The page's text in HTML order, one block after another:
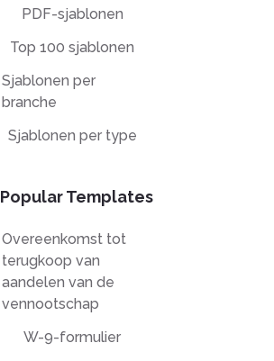
PDF-sjablonen
Top 100 sjablonen
Sjablonen per
branche
Sjablonen per type
Popular Templates
Overeenkomst tot
terugkoop van
aandelen van de
vennootschap
W-9-formulier